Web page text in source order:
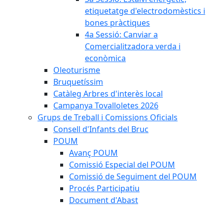
etiquetatge d'electrodomèstics i
bones pràctiques
4a Sessió: Canviar a
Comercialitzadora verda i
econòmica
Oleoturisme
Bruquetíssim
Catàleg Arbres d'interès local
Campanya Tovalloletes 2026
Grups de Treball i Comissions Oficials
Consell d'Infants del Bruc
POUM
Avanç POUM
Comissió Especial del POUM
Comissió de Seguiment del POUM
Procés Participatiu
Document d'Abast